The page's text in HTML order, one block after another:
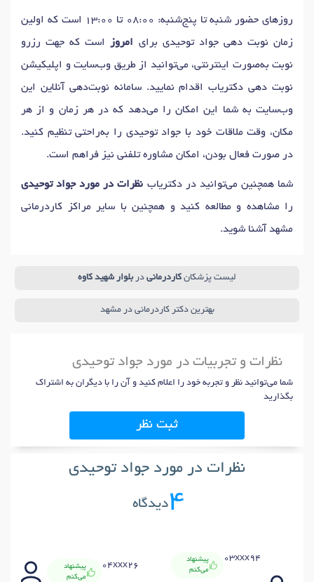
دکترام اس (MS) در مشهد دکترآسیب روتاتور کافدر مشهد
دکتر سندرم داوندر مشهد دکتر ناهنجاری مادرزادیدر مشهد
دکتر تاخیر رشددر مشهد دکترسندرم گیلن باره در مشهد
دکتر فلج عصب صورتدر مشهد
روزهای حضور شنبه تا پنج‌شنبه: 08:00 تا 13:00 است که اولین
زمان نوبت دهی جواد توحیدی برای امروز
است که جهت رزرو
نوبت به‌صورت اینترنتی، می‌توانید از طریق وب‌سایت و اپلیکیشن
نوبت دهی دکتریاب اقدام نمایید. سامانه نوبت‌دهی آنلاین این
وب‌سایت به شما این امکان را می‌دهد که در هر زمان و از هر
مکان، وقت ملاقات خود با جواد توحیدی را به‌راحتی تنظیم کنید.
در صورت فعال بودن، امکان مشاوره تلفنی نیز فراهم است.
شما همچنین می‌توانید در دکتریاب نظرات در مورد جواد توحیدی
را مشاهده و مطالعه کنید و همچنین با سایر مراکز کاردرمانی
مشهد آشنا شوید.
لیست پزشکان کاردرمانی در بلوار شهید کاوه
بهترین دکتر کاردرمانی در مشهد
نظرات و تجربیات در مورد جواد توحیدی
شما می‌توانید نظر و تجربه خود را اعلام کنید و آن را با دیگران به اشتراک
بگذارید
ثبت نظر
نظرات در مورد جواد توحیدی
4دیدگاه
03xxx94
پیشنهاد
می‌کنم
04xxx26
پیشنهاد
می‌کنم